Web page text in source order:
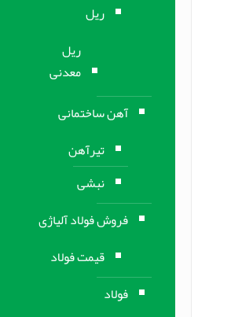
ریل
ریل
معدنی
آهن ساختمانی
تیرآهن
نبشی
فروش فولاد آلیاژی
قیمت فولاد
فولاد